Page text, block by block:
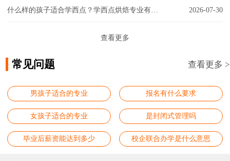
2026-07-30
查看更多
常见问题 查看更多 >
男孩子适合的专业 报名有什么要求
女孩子适合的专业 是封闭式管理吗
毕业后薪资能达到多少 校企联合办学是什么意思